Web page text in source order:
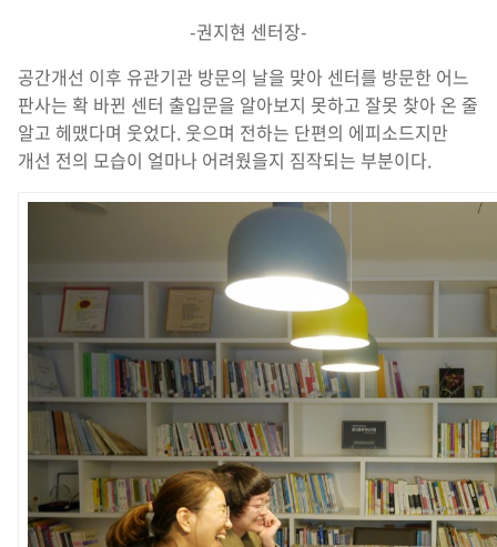
-권지현 센터장-
공간개선 이후 유관기관 방문의 날을 맞아 센터를 방문한 어느
판사는 확 바뀐 센터 출입문을 알아보지 못하고 잘못 찾아 온 줄
알고 헤맸다며 웃었다. 웃으며 전하는 단편의 에피소드지만
개선 전의 모습이 얼마나 어려웠을지 짐작되는 부분이다.